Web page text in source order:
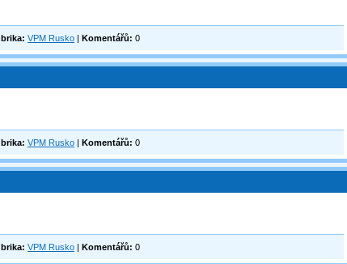
VPM Rusko | Komentářů: 0
VPM Rusko | Komentářů: 0
VPM Rusko | Komentářů: 0